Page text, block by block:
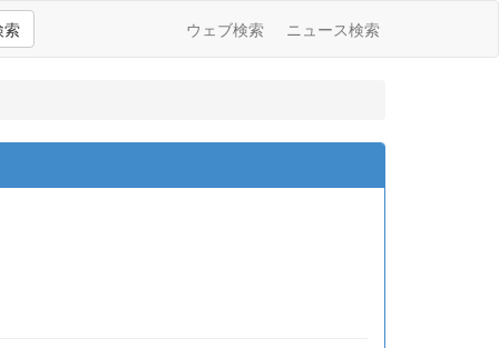
索 ウェブ検索 ニュース検索